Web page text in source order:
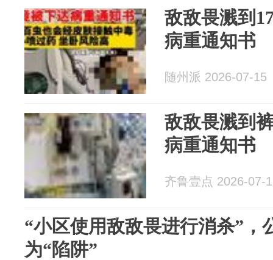
敌敌畏溅到
病重通知书
随州派 2026-07-15
敌敌畏溅到
病重通知书
齐鲁壹点 2026-07-
“小区使用敌敌畏进行消杀”，
为“陷阱”